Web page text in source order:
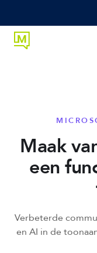
Maak
een
Verbeterde
en AI in de